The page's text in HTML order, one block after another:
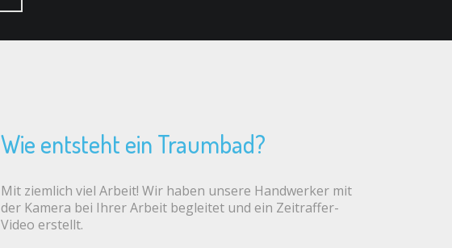
Wie entsteht ein Traumbad?
Mit ziemlich viel Arbeit! Wir haben unsere Handwerker mit
der Kamera bei Ihrer Arbeit begleitet und ein Zeitraffer-
Video erstellt.